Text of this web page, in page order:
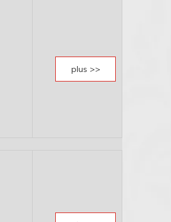
plus >>